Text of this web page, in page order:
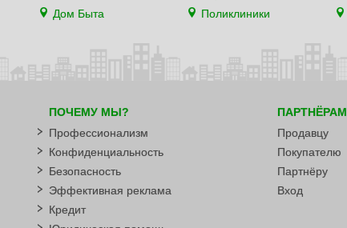
Дом Быта
Поликлиники
ПОЧЕМУ МЫ?
Профессионализм
Конфиденциальность
Безопасность
Эффективная реклама
Кредит
ПАРТНЁРАМ
Продавцу
Покупателю
Партнёру
Вход